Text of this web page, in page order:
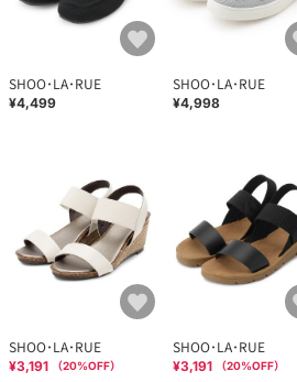
SHOO･LA･RUE
¥4,499
SHOO･LA･RUE
¥4,998
SHOO･LA･RUE
¥3,191 （20%OFF）
SHOO･LA･RUE
¥3,191 （20%OFF）